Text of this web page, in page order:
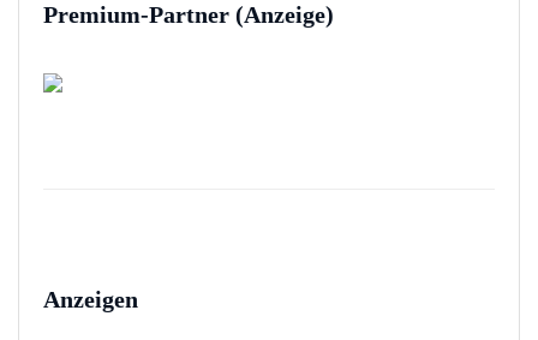
Premium-Partner (Anzeige)
Anzeigen